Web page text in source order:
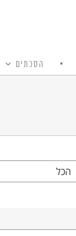
הסכתים
הכל